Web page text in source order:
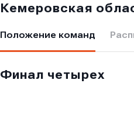
Кемеровская
Положение команд
Финал четырех